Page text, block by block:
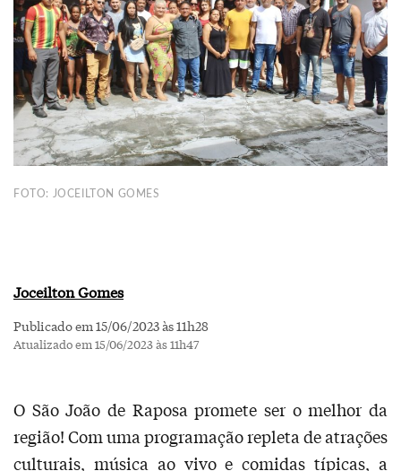
FOTO: JOCEILTON GOMES
Joceilton Gomes
Publicado em 15/06/2023 às 11h28
Atualizado em 15/06/2023 às 11h47
O São João de Raposa promete ser o melhor da
região! Com uma programação repleta de atrações
culturais, música ao vivo e comidas típicas, a